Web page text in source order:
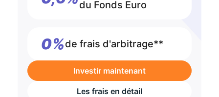
du Fonds Euro
0%de frais d'arbitrage**
Investir maintenant
Les frais en détail